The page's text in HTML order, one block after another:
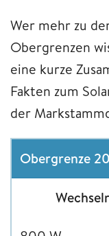
Wer mehr zu
Obergrenzen
eine kurze
Fakten zum
der
Obergrenze